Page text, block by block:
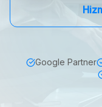
Google Partner